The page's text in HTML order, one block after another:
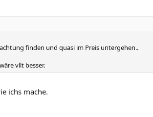
finden und quasi im Preis untergehen..
vllt besser.
ichs mache.